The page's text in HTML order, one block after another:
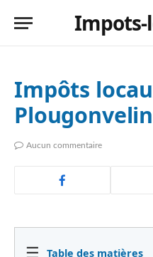
Impots-
Impôts
Aucun commentaire
☰ Table des matières